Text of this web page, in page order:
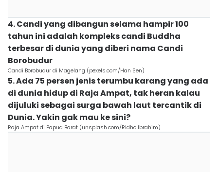
4. Candi yang dibangun selama hampir 100
tahun ini adalah kompleks candi Buddha
terbesar di dunia yang diberi nama Candi
Borobudur
Candi Borobudur di Magelang (pexels.com/Han Sen)
5. Ada 75 persen jenis terumbu karang yang ada
di dunia hidup di Raja Ampat, tak heran kalau
dijuluki sebagai surga bawah laut tercantik di
Dunia. Yakin gak mau ke sini?
Raja Ampat di Papua Barat (unsplash.com/Ridho Ibrahim)